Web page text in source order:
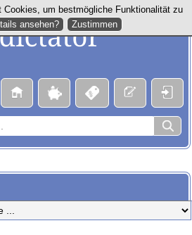
Cookies, um bestmögliche Funktionalität zu
ansehen? Zustimmen